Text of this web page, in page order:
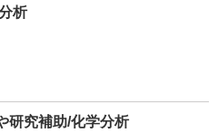
析
研究補助/化学分析